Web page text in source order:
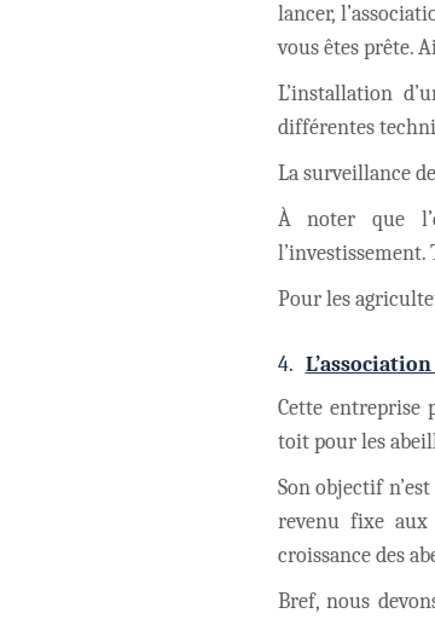
lancer,
vous êtes prête.
L’installation
différentes
La surveillance
À noter que
l’investissement.
Pour les
4.
Cette entreprise
toit pour les
Son objectif
revenu fixe
croissance des
Bref, nous